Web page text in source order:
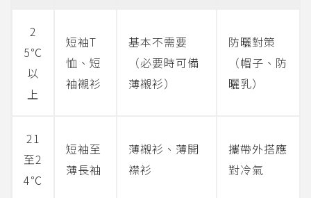
2
5℃
以
上
短袖T
恤、短
袖襯衫
基本不需要
（必要時可備
薄襯衫）
防曬對策
（帽子、防
曬乳）
21
至2
4℃
短袖至
薄長袖
薄襯衫、薄開
襟衫
攜帶外搭應
對冷氣